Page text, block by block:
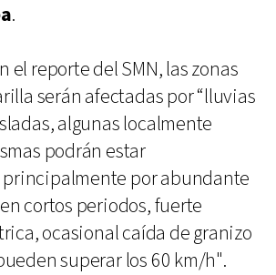
.
el reporte del SMN, las zonas
serán afectadas por “lluvias
algunas localmente
podrán estar
por abundante
cortos periodos, fuerte
ocasional caída de granizo
superar los 60 km/h".